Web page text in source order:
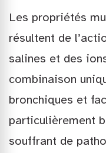
Les propriétés
résultent de
salines et des
combinaison
bronchiques et
particulièrement
souffrant de